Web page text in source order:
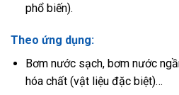
phổ biến).
Theo ứng dụng:
Bơm nước sạch, bơm nước
hóa chất (vật liệu đặc biệt)…